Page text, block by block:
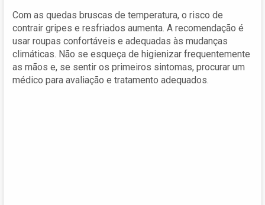
Com as quedas bruscas de temperatura, o risco de
contrair gripes e resfriados aumenta. A recomendação é
usar roupas confortáveis e adequadas às mudanças
climáticas. Não se esqueça de higienizar frequentemente
as mãos e, se sentir os primeiros sintomas, procurar um
médico para avaliação e tratamento adequados.